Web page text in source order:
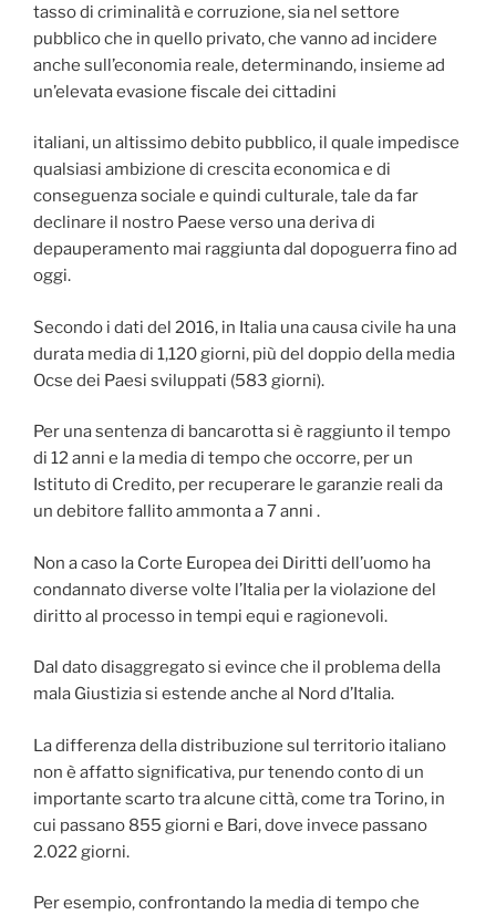
tasso di criminalità e corruzione, sia nel settore
pubblico che in quello privato, che vanno ad incidere
anche sull’economia reale, determinando, insieme ad
un’elevata evasione fiscale dei cittadini
italiani, un altissimo debito pubblico, il quale impedisce
qualsiasi ambizione di crescita economica e di
conseguenza sociale e quindi culturale, tale da far
declinare il nostro Paese verso una deriva di
depauperamento mai raggiunta dal dopoguerra fino ad
oggi.
Secondo i dati del 2016, in Italia una causa civile ha una
durata media di 1,120 giorni, più del doppio della media
Ocse dei Paesi sviluppati (583 giorni).
Per una sentenza di bancarotta si è raggiunto il tempo
di 12 anni e la media di tempo che occorre, per un
Istituto di Credito, per recuperare le garanzie reali da
un debitore fallito ammonta a 7 anni .
Non a caso la Corte Europea dei Diritti dell’uomo ha
condannato diverse volte l’Italia per la violazione del
diritto al processo in tempi equi e ragionevoli.
Dal dato disaggregato si evince che il problema della
mala Giustizia si estende anche al Nord d’Italia.
La differenza della distribuzione sul territorio italiano
non è affatto significativa, pur tenendo conto di un
importante scarto tra alcune città, come tra Torino, in
cui passano 855 giorni e Bari, dove invece passano
2.022 giorni.
Per esempio, confrontando la media di tempo che